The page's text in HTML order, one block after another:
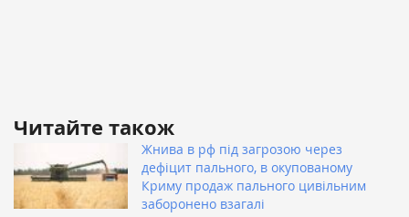
Читайте також
Жнива в рф під загрозою через
дефіцит пального, в окупованому
Криму продаж пального цивільним
заборонено взагалі